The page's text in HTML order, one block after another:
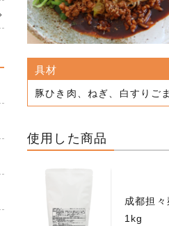
具材
豚ひき肉、ねぎ、白すりご
使用した商品
成都担
1kg